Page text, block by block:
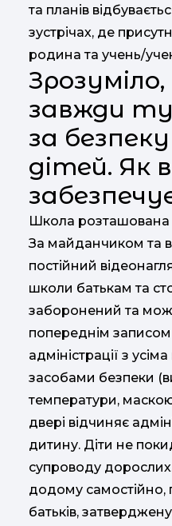
та планів
зустрічах, де
родина та учень/
завжди
за безпеку
дітей. Як
Школа розташована
За майданчиком та
постійний
школи батькам та
заборонений та
попереднім
адміністрації з
засобами безпеки
температури,
двері відчиняє
дитину. Діти не
супроводу дорослих.
додому самостійно,
батьків,